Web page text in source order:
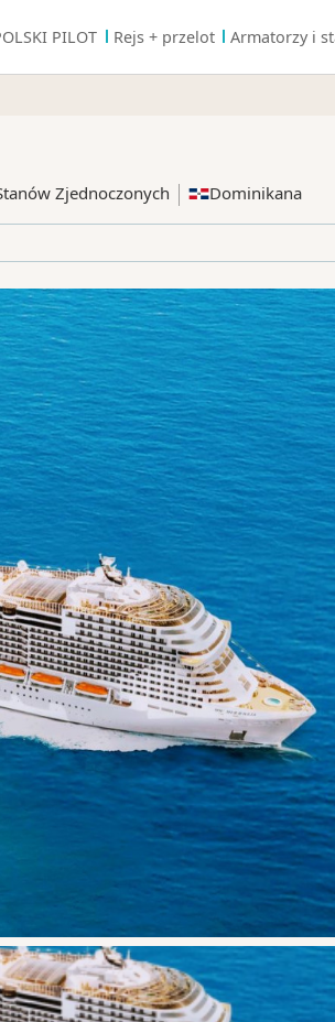
PILOT Rejs + przelot Armatorzy i
Zjednoczonych Dominikana